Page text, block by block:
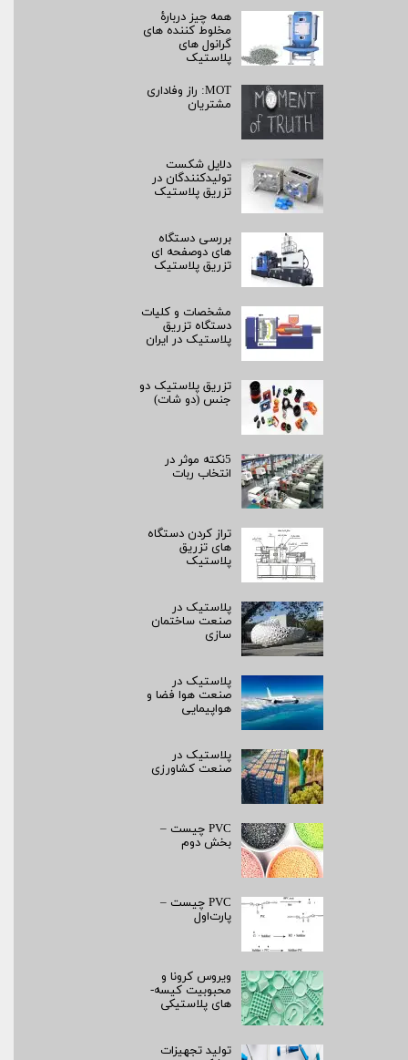
همه چیز دربارۀ
مخلوط کننده های
گرانول های
پلاستیک
MOT: راز وفاداری
مشتریان
دلایل شکست
تولیدکنندگان در
تزریق پلاستیک
بررسی دستگاه
های دوصفحه ای
تزریق پلاستیک
مشخصات و کلیات
دستگاه تزریق
پلاستیک در ایران
تزریق پلاستیک دو
جنس (دو شات)
5نکته موثر در
انتخاب ربات
تراز کردن دستگاه
های تزریق
پلاستیک
پلاستیک در
صنعت ساختمان
سازی
پلاستیک در
صنعت هوا فضا و
هواپیمایی
پلاستیک در
صنعت کشاورزی
PVC چیست –
بخش دوم
PVC چیست –
پارت‌اول
ویروس کرونا و
محبوبیت کیسه­
های پلاستیکی
تولید تجهیزات